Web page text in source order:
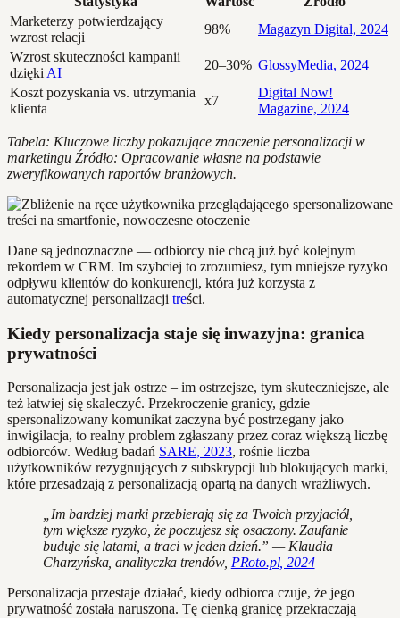
Marketerzy potwierdzający
wzrost relacji
98%
Magazyn Digital, 2024
Wzrost skuteczności kampanii
dzięki AI
20–30% GlossyMedia, 2024
Koszt pozyskania vs. utrzymania
klienta
x7
Digital Now!
Magazine, 2024
Tabela: Kluczowe liczby pokazujące znaczenie personalizacji w
marketingu Źródło: Opracowanie własne na podstawie
zweryfikowanych raportów branżowych.
Dane są jednoznaczne — odbiorcy nie chcą już być kolejnym
rekordem w CRM. Im szybciej to zrozumiesz, tym mniejsze ryzyko
odpływu klientów do konkurencji, która już korzysta z
automatycznej personalizacji treści.
Kiedy personalizacja staje się inwazyjna: granica
prywatności
Personalizacja jest jak ostrze – im ostrzejsze, tym skuteczniejsze, ale
też łatwiej się skaleczyć. Przekroczenie granicy, gdzie
spersonalizowany komunikat zaczyna być postrzegany jako
inwigilacja, to realny problem zgłaszany przez coraz większą liczbę
odbiorców. Według badań SARE, 2023, rośnie liczba
użytkowników rezygnujących z subskrypcji lub blokujących marki,
które przesadzają z personalizacją opartą na danych wrażliwych.
„Im bardziej marki przebierają się za Twoich przyjaciół,
tym większe ryzyko, że poczujesz się osaczony. Zaufanie
buduje się latami, a traci w jeden dzień.” — Klaudia
Charzyńska, analityczka trendów, PRoto.pl, 2024
Personalizacja przestaje działać, kiedy odbiorca czuje, że jego
prywatność została naruszona. Tę cienką granicę przekraczają